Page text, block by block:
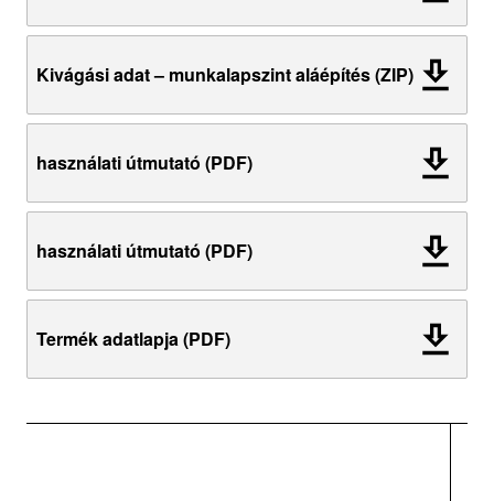
Kivágási adat – munkalapszint aláépítés (ZIP)
használati útmutató (PDF)
használati útmutató (PDF)
Termék adatlapja (PDF)